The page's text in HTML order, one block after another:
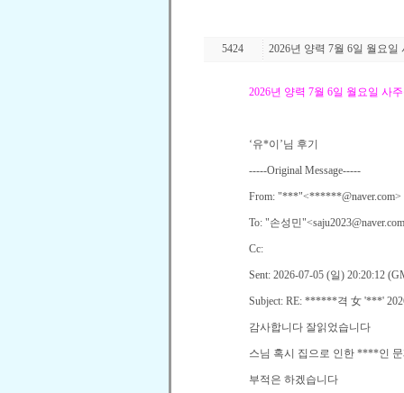
5424 2026년 양력 7월 6일 월요일
2026년 양력 7월 6일 월요일 사
‘유*이 ’님 후기
-----Original Message-----
From: "***"<******@naver.com>
To: "손성민
Cc:
Sent: 2026-07-05 (일) 20:20:12
Subject: RE: ******격 女 '***'
감사합니다 잘읽었습니다
스님 혹시 집으로 인한 ****인
부적은 하겠습니다